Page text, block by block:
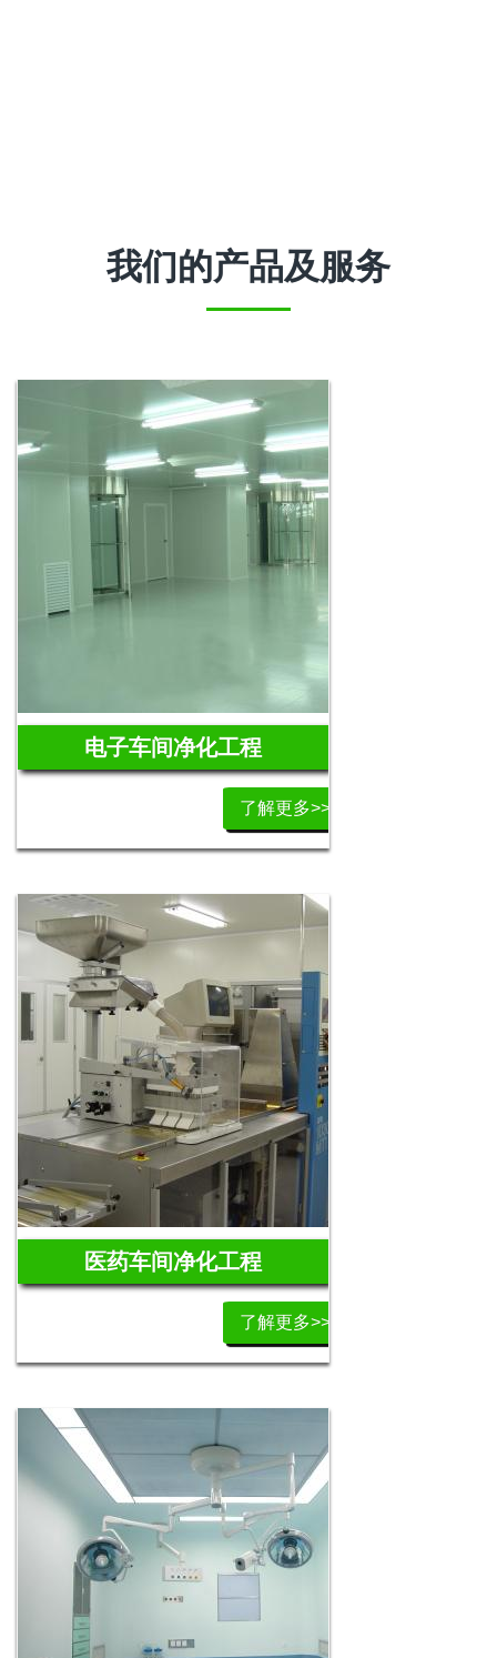
我们的产品及服务
电子车间净化工程
了解更多>>
医药车间净化工程
了解更多>>